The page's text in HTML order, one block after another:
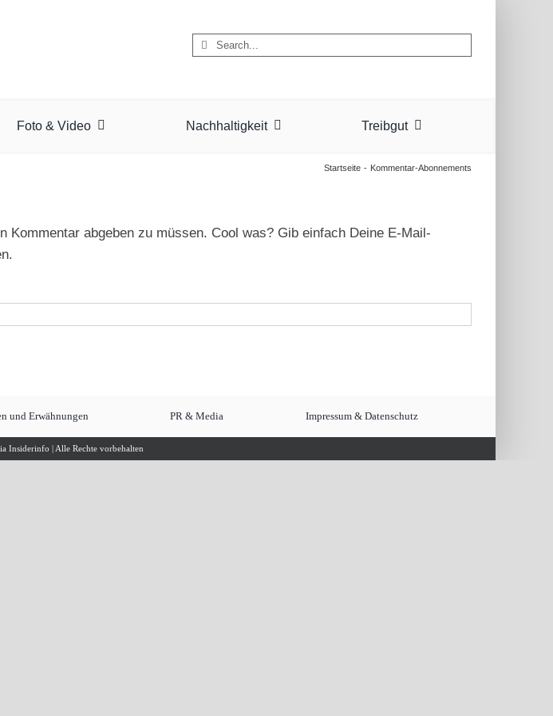
Suche
Foto & Video Nachhaltigkeit Treibgut
Startseite Kommentar-Abonnements
Kommentar abgeben zu müssen. Cool was? Gib einfach Deine E-Mail-
und Erwähnungen PR & Media Impressum & Datenschutz
Insiderinfo | Alle Rechte vorbehalten